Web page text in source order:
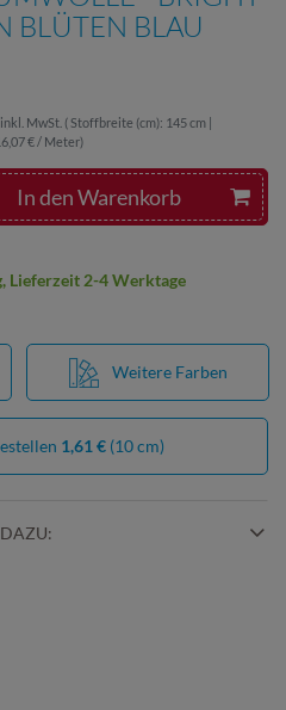
BLÜTEN BLAU
inkl. MwSt. ( Stoffbreite (cm): 145 cm |
€ / Meter)
In den Warenkorb
Lieferzeit 2-4 Werktage
Weitere Farben
1,61 € (10 cm)